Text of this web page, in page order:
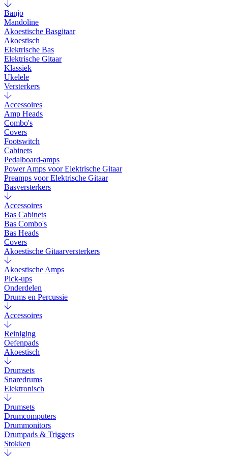
Banjo
Mandoline
Akoestische Basgitaar
Akoestisch
Elektrische Bas
Elektrische Gitaar
Klassiek
Ukelele
Versterkers
Accessoires
Amp Heads
Combo's
Covers
Footswitch
Cabinets
Pedalboard-amps
Power Amps voor Elektrische Gitaar
Preamps voor Elektrische Gitaar
Basversterkers
Accessoires
Bas Cabinets
Bas Combo's
Bas Heads
Covers
Akoestische Gitaarversterkers
Akoestische Amps
Pick-ups
Onderdelen
Drums en Percussie
Accessoires
Reiniging
Oefenpads
Akoestisch
Drumsets
Snaredrums
Elektronisch
Drumsets
Drumcomputers
Drummonitors
Drumpads & Triggers
Stokken